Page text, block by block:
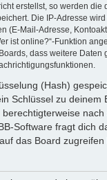
erstellst, so werden
Die IP-Adresse
(E-Mail-Adresse,
ist online?“-Funktion
dass weitere
(Hash)
Schlüssel zu
Software fragt
das Board zugreifen